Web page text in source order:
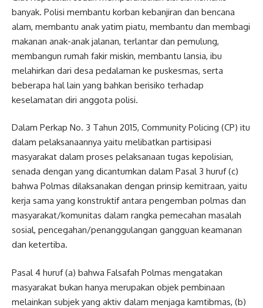
banyak. Polisi membantu korban kebanjiran dan bencana
alam, membantu anak yatim piatu, membantu dan membagi
makanan anak-anak jalanan, terlantar dan pemulung,
membangun rumah fakir miskin, membantu lansia, ibu
melahirkan dari desa pedalaman ke puskesmas, serta
beberapa hal lain yang bahkan berisiko terhadap
keselamatan diri anggota polisi.
Dalam Perkap No. 3 Tahun 2015, Community Policing (CP) itu
dalam pelaksanaannya yaitu melibatkan partisipasi
masyarakat dalam proses pelaksanaan tugas kepolisian,
senada dengan yang dicantumkan dalam Pasal 3 huruf (c)
bahwa Polmas dilaksanakan dengan prinsip kemitraan, yaitu
kerja sama yang konstruktif antara pengemban polmas dan
masyarakat/komunitas dalam rangka pemecahan masalah
sosial, pencegahan/penanggulangan gangguan keamanan
dan ketertiba.
Pasal 4 huruf (a) bahwa Falsafah Polmas mengatakan
masyarakat bukan hanya merupakan objek pembinaan
melainkan subjek yang aktiv dalam menjaga kamtibmas, (b)